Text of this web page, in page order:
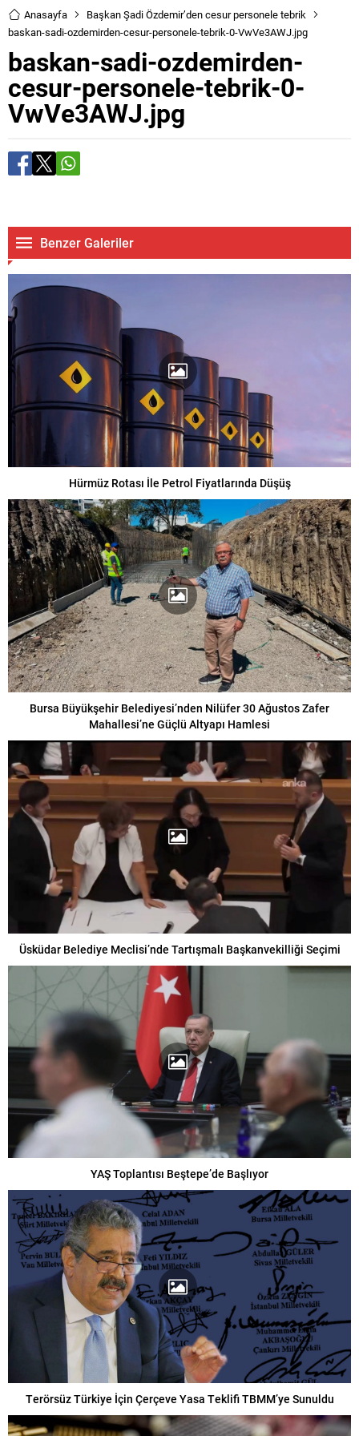
Anasayfa
Başkan Şadi Özdemir’den cesur personele tebrik
baskan-sadi-ozdemirden-cesur-personele-tebrik-0-VwVe3AWJ.jpg
baskan-sadi-ozdemirden-
cesur-personele-tebrik-0-
VwVe3AWJ.jpg
Benzer Galeriler
Hürmüz Rotası İle Petrol Fiyatlarında Düşüş
Bursa Büyükşehir Belediyesi’nden Nilüfer 30 Ağustos Zafer
Mahallesi’ne Güçlü Altyapı Hamlesi
Üsküdar Belediye Meclisi’nde Tartışmalı Başkanvekilliği Seçimi
YAŞ Toplantısı Beştepe’de Başlıyor
Terörsüz Türkiye İçin Çerçeve Yasa Teklifi TBMM’ye Sunuldu